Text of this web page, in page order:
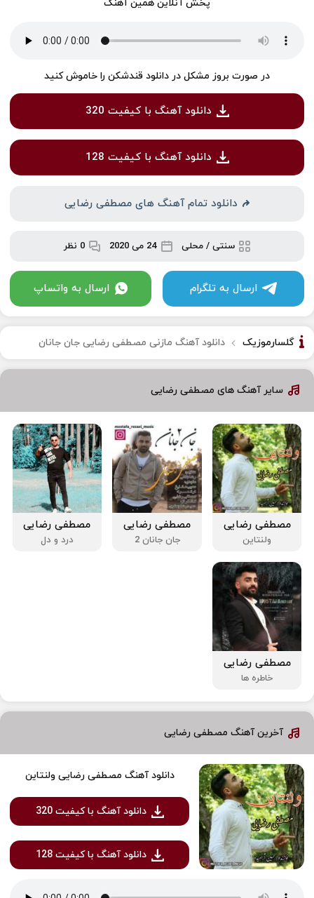
پخش آنلاین همین آهنگ
در صورت بروز مشکل در دانلود قندشکن را خاموش کنید
دانلود آهنگ با کیفیت 320
دانلود آهنگ با کیفیت 128
دانلود تمام آهنگ های مصطفی رضایی
سنتی / محلی 24 می 2020 0 نظر
ارسال به تلگرام ارسال به واتساپ
گلسارموزیک دانلود آهنگ مازنی مصطفی رضایی جان جانان
سایر آهنگ های مصطفی رضایی
مصطفی رضایی
ولنتاین
مصطفی رضایی
جان جانان 2
مصطفی رضایی
درد و دل
مصطفی رضایی
خاطره ها
آخرین آهنگ مصطفی رضایی
دانلود آهنگ مصطفی رضایی ولنتاین
دانلود آهنگ با کیفیت 320
دانلود آهنگ با کیفیت 128